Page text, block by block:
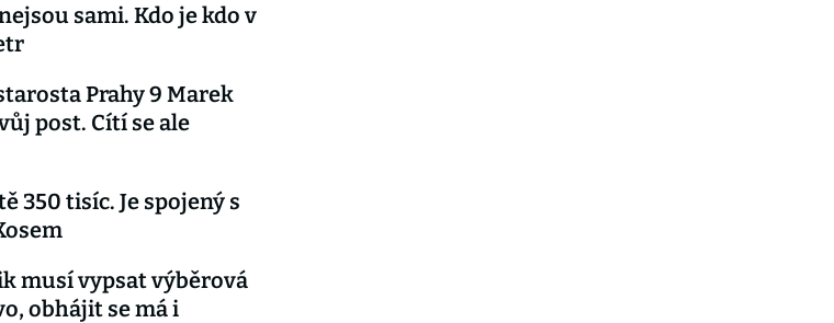
sami. Kdo je kdo v
Prahy 9 Marek
post. Cítí se ale
350 tisíc. Je spojený s
musí vypsat výběrová
obhájit se má i